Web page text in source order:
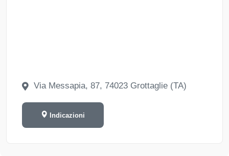
Via Messapia, 87, 74023 Grottaglie (TA)
Indicazioni